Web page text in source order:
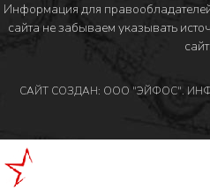
Информация для
сайта не забываем указывать
сайт.
САЙТ СОЗДАН: ООО "ЭЙФОС".